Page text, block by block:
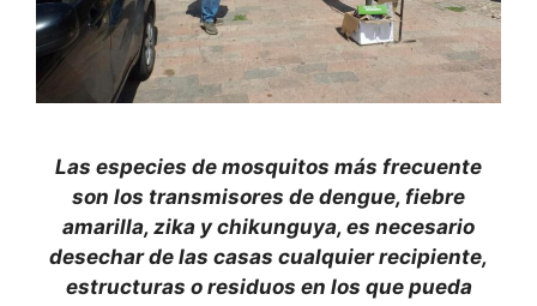
Las especies de mosquitos más frecuente
son los transmisores de dengue, fiebre
amarilla, zika y chikunguya, es necesario
desechar de las casas cualquier recipiente,
estructuras o residuos en los que pueda